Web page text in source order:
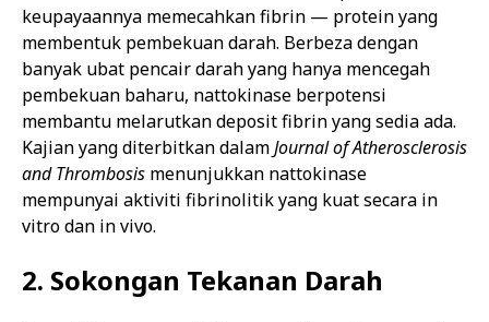
keupayaannya memecahkan fibrin — protein yang
membentuk pembekuan darah. Berbeza dengan
banyak ubat pencair darah yang hanya mencegah
pembekuan baharu, nattokinase berpotensi
membantu melarutkan deposit fibrin yang sedia ada.
Kajian yang diterbitkan dalamJournal of Atherosclerosis
and Thrombosis menunjukkan nattokinase
mempunyai aktiviti fibrinolitik yang kuat secara in
vitro dan in vivo.
2. Sokongan Tekanan Darah